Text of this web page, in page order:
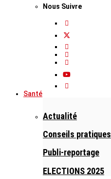
Nous Suivre
Santé
Actualité
Conseils pratiques
Publi-reportage
ELECTIONS 2025